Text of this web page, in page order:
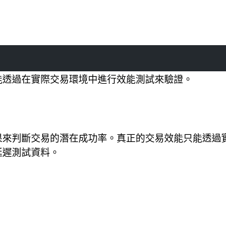
過在實際交易環境中進行效能測試來驗證。
判斷交易的潛在成功率。真正的交易效能只能透過
測試資料。